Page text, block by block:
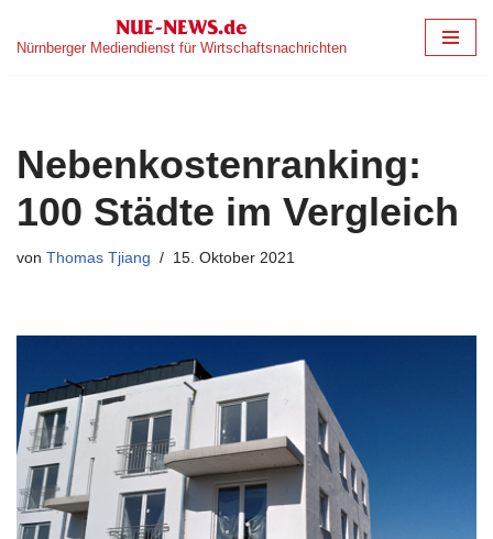
Zum
Nürnberger Mediendienst für Wirtschaftsnachrichten
Nebenkostenranking:
100 Städte im Vergleich
von Thomas Tjiang 15. Oktober 2021